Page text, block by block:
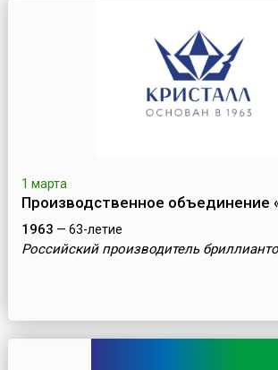
1 марта
Производственное объединение
1963 — 63-летие
Российский производитель